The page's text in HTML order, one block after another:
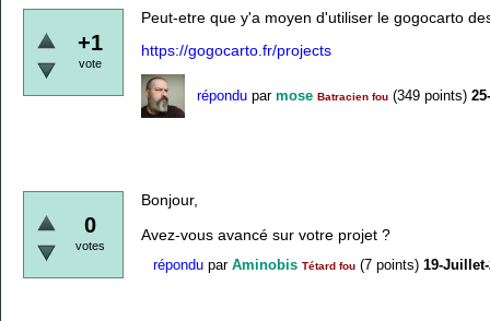
+1
vote
Peut-etre que y'a moyen d'utiliser le gogocarto
https://gogocarto.fr/projects
répondu par mose Batracien fou (349 points)
0
votes
Bonjour,
Avez-vous avancé sur votre projet ?
répondu par Aminobis Tétard fou (7 points) 19-Juillet-